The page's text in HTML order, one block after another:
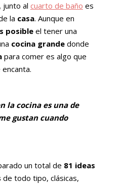
junto al cuarto de baño es
la casa. Aunque en
posibleel tener una
cocina grandedonde
para comer es algo que
la cocina es una de
gustan cuando
un total de 81 ideas
de todo tipo, clásicas,